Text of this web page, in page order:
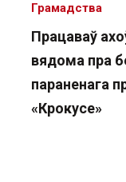
Працаваў
вядома пра
параненага
«Крокусе»
Грамадства